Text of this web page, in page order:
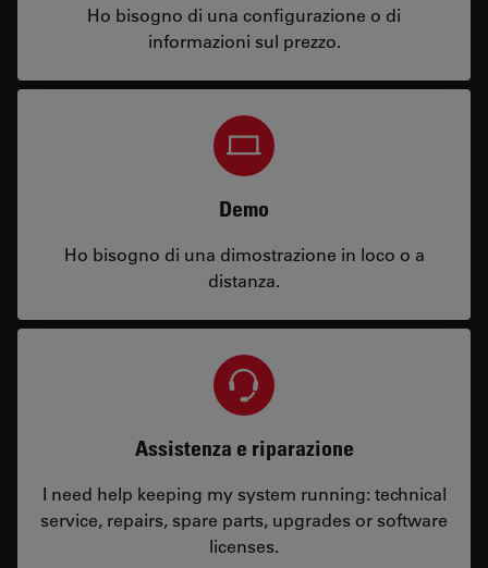
Ho bisogno di una configurazione o di
informazioni sul prezzo.
Demo
Ho bisogno di una dimostrazione in loco o a
distanza.
Assistenza e riparazione
I need help keeping my system running: technical
service, repairs, spare parts, upgrades or software
licenses.